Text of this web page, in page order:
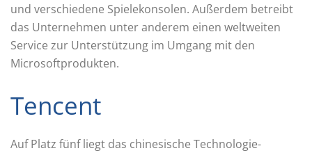
und verschiedene Spielekonsolen. Außerdem betreibt
das Unternehmen unter anderem einen weltweiten
Service zur Unterstützung im Umgang mit den
Microsoftprodukten.
Tencent
Auf Platz fünf liegt das chinesische Technologie-